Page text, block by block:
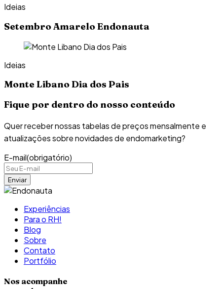
Ideias
Setembro Amarelo Endonauta
Ideias
Monte Libano Dia dos Pais
Fique por dentro do nosso conteúdo
Quer receber nossas tabelas de preços mensalmente e
atualizações sobre novidades de endomarketing?
E-mail(obrigatório)
Experiências
Para o RH!
Blog
Sobre
Contato
Portfólio
Nos acompanhe